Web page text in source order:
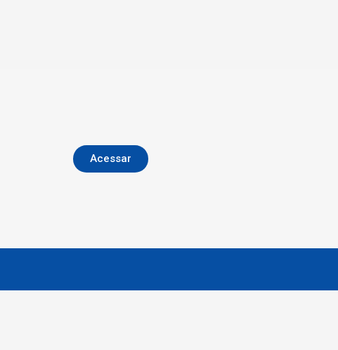
Acessar